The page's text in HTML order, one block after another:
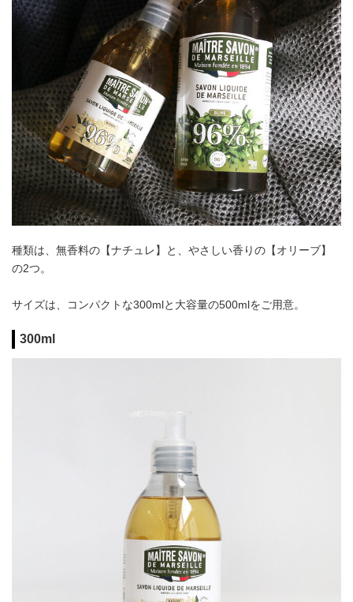
種類は、無香料の【ナチュレ】と、やさしい香りの【オリーブ】
の2つ。
サイズは、コンパクトな300mlと大容量の500mlをご用意。
300ml